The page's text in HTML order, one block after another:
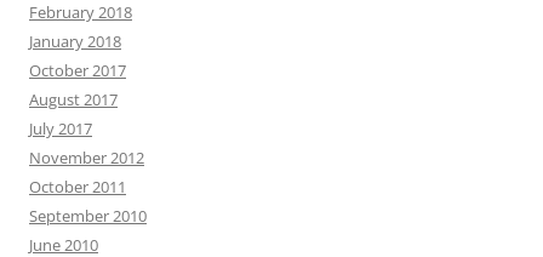
February 2018
January 2018
October 2017
August 2017
July 2017
November 2012
October 2011
September 2010
June 2010